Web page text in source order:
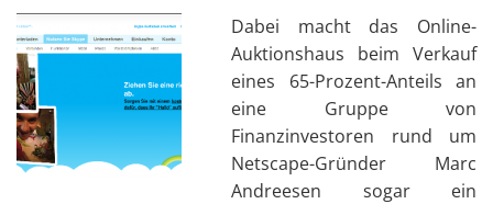
Dabei macht das Online-
Auktionshaus beim Verkauf
eines 65-Prozent-Anteils an
eine Gruppe von
Finanzinvestoren rund um
Netscape-Gründer Marc
Andreesen sogar ein